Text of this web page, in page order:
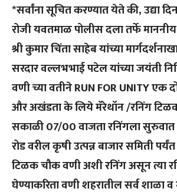
*सर्वांना सूचित करण्यात येते की, उद्या
रोजी यवतमाळ पोलीस दला तर्फे
श्री कुमार चिंता साहेब यांच्या
सरदार वल्लभभाई पटेल यांच्या जयंती
वणी च्या वतीने RUN FOR UNITY एक
और अखंडता के लिये मॅरेथॉन /रनिंग
सकाळी 07/00 वाजता रनिंगला सुरुवात
रोड वरील कृषी उत्पन्न बाजार समिती
टिळक चौक वणी अशी रनिंग असून त्या
घेण्याकरिता वणी शहरातील सर्व शाळा व